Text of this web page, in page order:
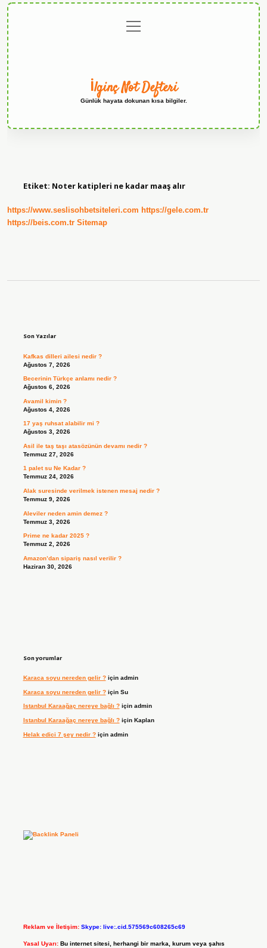
menüyü
aç
İlginç Not Defteri
Günlük hayata dokunan kısa bilgiler.
Etiket: Noter katipleri ne kadar maaş alır
https://www.seslisohbetsiteleri.com https://gele.com.tr
https://beis.com.tr Sitemap
Son Yazılar
Kafkas dilleri ailesi nedir ?
Ağustos 7, 2026
Becerinin Türkçe anlamı nedir ?
Ağustos 6, 2026
Avamil kimin ?
Ağustos 4, 2026
17 yaş ruhsat alabilir mi ?
Ağustos 3, 2026
Asil ile taş taşı atasözünün devamı nedir ?
Temmuz 27, 2026
1 palet su Ne Kadar ?
Temmuz 24, 2026
Alak suresinde verilmek istenen mesaj nedir ?
Temmuz 9, 2026
Aleviler neden amin demez ?
Temmuz 3, 2026
Prime ne kadar 2025 ?
Temmuz 2, 2026
Amazon’dan sipariş nasıl verilir ?
Haziran 30, 2026
Son yorumlar
Karaca soyu nereden gelir ?için admin
Karaca soyu nereden gelir ?için Su
Istanbul Karaağaç nereye bağlı ?için admin
Istanbul Karaağaç nereye bağlı ?için Kaplan
Helak edici 7 şey nedir ?için admin
Reklam ve İletişim: Skype: live:.cid.575569c608265c69
Yasal Uyarı: Bu internet sitesi, herhangi bir marka, kurum veya şahıs